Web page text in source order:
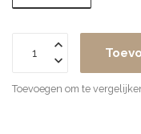
Toevoegen om te